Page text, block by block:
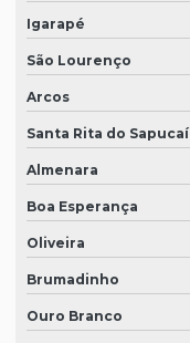
Igarapé
São Lourenço
Arcos
Santa Rita do Sapucaí
Almenara
Boa Esperança
Oliveira
Brumadinho
Ouro Branco